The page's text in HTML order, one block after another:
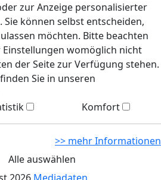
zur Anzeige personalisierter
können selbst entscheiden,
möchten. Bitte beachten
Einstellungen womöglich nicht
der Seite zur Verfügung stehen.
Sie in unseren
Komfort
>> mehr Informationen
Alle auswählen